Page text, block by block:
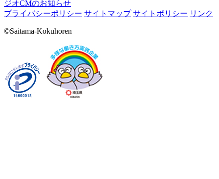
ジオCMのお知らせ
プライバシーポリシー サイトマップ サイトポリシー リンク
©Saitama-Kokuhoren